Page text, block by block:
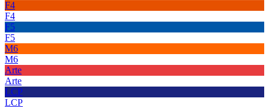
F4
F4
F5
F5
M6
M6
Arte
Arte
LCP
LCP